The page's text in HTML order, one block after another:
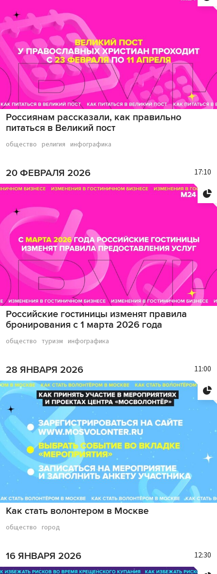
Россиянам рассказали, как правильно
питаться в Великий пост
общество религия инфографика
20 ФЕВРАЛЯ 2026
Российские гостиницы изменят правила
бронирования с 1 марта 2026 года
17:10
общество туризм инфографика
28 ЯНВАРЯ 2026
Как стать волонтером в Москве
11:00
общество город
16 ЯНВАРЯ 2026 12:30